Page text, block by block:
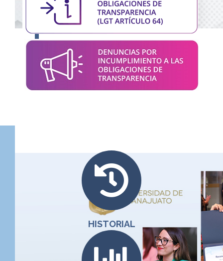
HISTORIAL